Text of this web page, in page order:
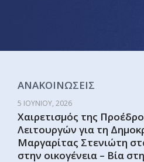
ΑΝΑΚΟΙΝΩΣΕΙΣ
5 ΙΟΥΝΊΟΥ, 2026
Χαιρετισμός της
Λειτουργών για τη
Μαργαρίτας Στενιώτη
στην οικογένεια – Βία